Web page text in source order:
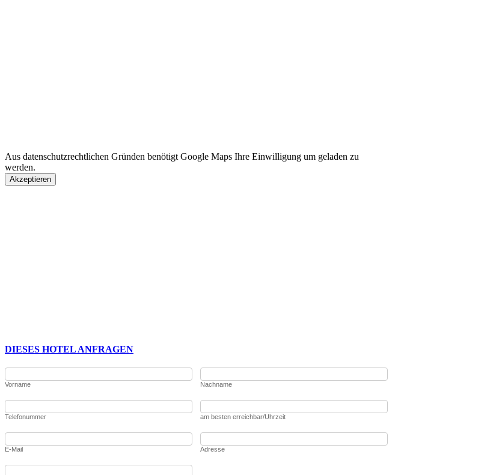
Aus datenschutzrechtlichen Gründen benötigt Google Maps Ihre Einwilligung um geladen zu
werden.
Akzeptieren
DIESES HOTEL ANFRAGEN
Vorname Nachname
Telefonummer am besten erreichbar/Uhrzeit
E-Mail Adresse